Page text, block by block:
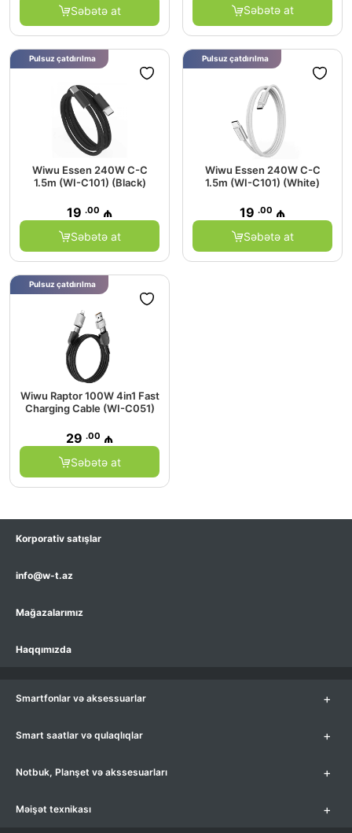
Səbətə at Səbətə at
Wiwu Essen 240W C-C
1.5m (WI-C101) (Black)
19 .00 ₼
Səbətə at
Pulsuz çatdırılma
Wiwu Essen 240W C-C
1.5m (WI-C101) (White)
19 .00 ₼
Səbətə at
Pulsuz çatdırılma
Wiwu Raptor 100W 4in1 Fast
Charging Cable (WI-C051)
29 .00 ₼
Səbətə at
Pulsuz çatdırılma
Korporativ satışlar
info@w-t.az
Mağazalarımız
Haqqımızda
Smartfonlar və aksessuarlar +
Smart saatlar və qulaqlıqlar +
Notbuk, Planşet və akssesuarları +
Məişət texnikası +